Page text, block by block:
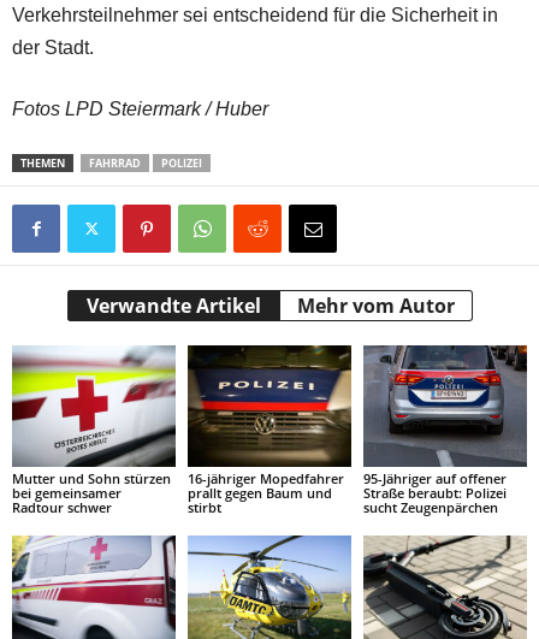
Verkehrsteilnehmer sei entscheidend für die Sicherheit in
der Stadt.
Fotos LPD Steiermark / Huber
THEMEN FAHRRAD POLIZEI
Verwandte Artikel Mehr vom Autor
Mutter und Sohn stürzen
bei gemeinsamer
Radtour schwer
16-jähriger Mopedfahrer
prallt gegen Baum und
stirbt
95-Jähriger auf offener
Straße beraubt: Polizei
sucht Zeugenpärchen